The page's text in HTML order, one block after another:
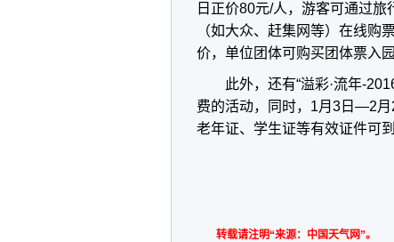
日正价80元/人，游客可通过
（如大众、赶集网等）在线购
价，单位团体可购买团体票入园
此外，还有“溢彩·流年-
费的活动，同时，1月3日—2月
老年证、学生证等有效证件可
转载请注明“来源：中国天气网”。